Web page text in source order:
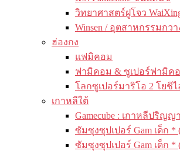
วิทยาศาสตร์ฝูโจว
Winsen / อุตสาหกรรมกว
ฮ่องกง
แฟมิคอม
ฟามิคอม & ซูเปอร์ฟามิค
โลกซูเปอร์มาริโอ 2 โยชิ
เกาหลีใต้
Gamecube : เกาหลีปริญญ
ซัมซุงซุปเปอร์ Gam เด็ก *
ซัมซุงซุปเปอร์ Gam เด็ก